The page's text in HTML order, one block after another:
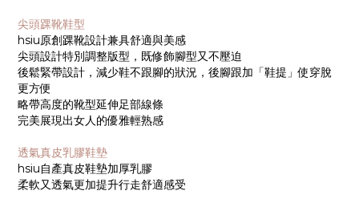
尖頭踝靴鞋型
hsiu原創踝靴設計兼具舒適與美感
尖頭設計特別調整版型，既修飾腳型又不壓迫
後鬆緊帶設計，減少鞋不跟腳的狀況，後腳跟加「鞋提」使穿脫
更方便
略帶高度的靴型延伸足部線條
完美展現出女人的優雅輕熟感
透氣真皮乳膠鞋墊
hsiu自產真皮鞋墊加厚乳膠
柔軟又透氣更加提升行走舒適感受